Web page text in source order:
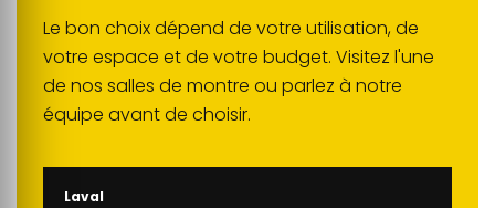
Le bon choix dépend de votre utilisation, de
votre espace et de votre budget. Visitez l'une
de nos salles de montre ou parlez à notre
équipe avant de choisir.
Laval